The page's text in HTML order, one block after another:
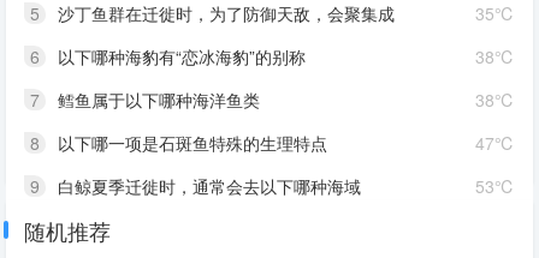
35℃
5
沙丁鱼群在迁徙时，为了防御天敌，会聚集成
38℃
6
以下哪种海豹有“恋冰海豹”的别称
38℃
7
鳕鱼属于以下哪种海洋鱼类
47℃
8
以下哪一项是石斑鱼特殊的生理特点
53℃
9
白鲸夏季迁徙时，通常会去以下哪种海域
10 为什么深海里很难看到绿色植物
随机推荐